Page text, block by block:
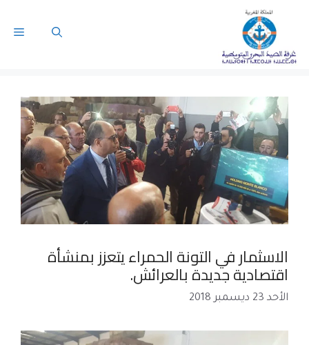
الاسثمار في التونة الحمراء يتعزز بمنشأة
اقتصادية جديدة بالعرائش.
الأحد 23 ديسمبر 2018